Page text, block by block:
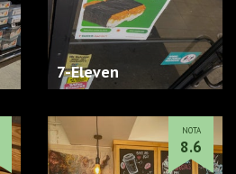
7-Eleven
NOTA
8.6